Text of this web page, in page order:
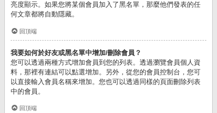
亮度顯示。如果您將某個會員加入了黑名單，那麼他們發表的任
何文章都將自動隱藏。
回頂端
我要如何於好友或黑名單中增加/刪除會員？
您可以透過兩種方式增加會員到您的列表。透過瀏覽會員個人資
料，那裡有連結可以點選增加。另外，從您的會員控制台，您可
以直接輸入會員名稱來增加。您也可以透過同樣的頁面刪除列表
中的會員。
回頂端